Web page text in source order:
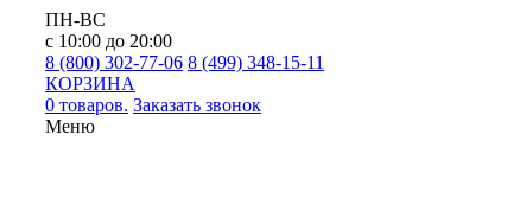
ПН-ВС
с 10:00 до 20:00
8 (800) 302-77-06 8 (499) 348-15-11
КОРЗИНА
0 товаров. Заказать звонок
Меню